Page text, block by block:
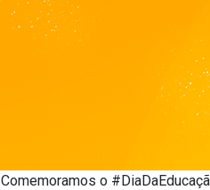
Comemoramos o